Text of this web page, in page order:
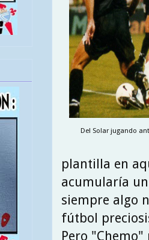
Del Solar jugando
plantilla en
acumularía
siempre algo
fútbol
Pero